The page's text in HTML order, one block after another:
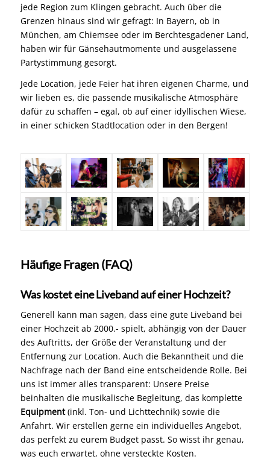
jede Region zum Klingen gebracht. Auch über die
Grenzen hinaus sind wir gefragt: In Bayern, ob in
München, am Chiemsee oder im Berchtesgadener Land,
haben wir für Gänsehautmomente und ausgelassene
Partystimmung gesorgt.
Jede Location, jede Feier hat ihren eigenen Charme, und
wir lieben es, die passende musikalische Atmosphäre
dafür zu schaffen – egal, ob auf einer idyllischen Wiese,
in einer schicken Stadtlocation oder in den Bergen!
Häufige Fragen (FAQ)
Was kostet eine Liveband auf einer Hochzeit?
Generell kann man sagen, dass eine gute Liveband bei
einer Hochzeit ab 2000.- spielt, abhängig von der Dauer
des Auftritts, der Größe der Veranstaltung und der
Entfernung zur Location. Auch die Bekanntheit und die
Nachfrage nach der Band eine entscheidende Rolle. Bei
uns ist immer alles transparent: Unsere Preise
beinhalten die musikalische Begleitung, das komplette
Equipment(inkl. Ton- und Lichttechnik) sowie die
Anfahrt. Wir erstellen gerne ein individuelles Angebot,
das perfekt zu eurem Budget passt. So wisst ihr genau,
was euch erwartet, ohne versteckte Kosten.